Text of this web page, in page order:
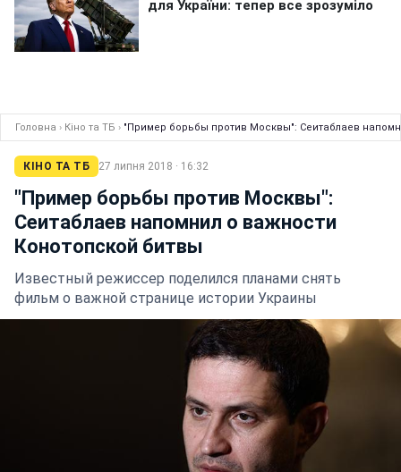
Головна › Кіно та ТБ › "Пример борьбы против Москвы": Сеитаблаев
КІНО ТА ТБ 27 липня 2018 · 16:32
"Пример борьбы против Москвы":
Сеитаблаев напомнил о важности
Конотопской битвы
Известный режиссер поделился планами снять
фильм о важной странице истории Украины